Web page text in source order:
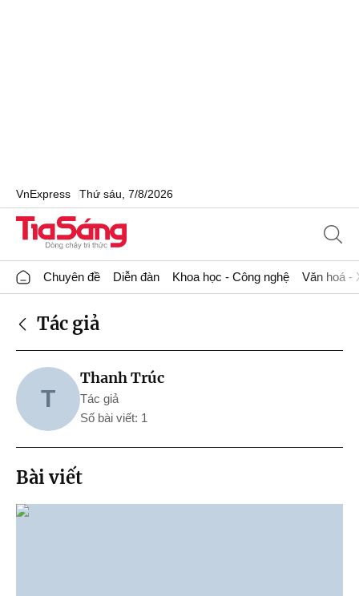
VnExpress Thứ sáu, 7/8/2026
Chuyên đề Diễn đàn Khoa học - Công nghệ Văn hoá -
Tác giả
T
Thanh Trúc
Tác giả
Số bài viết: 1
Bài viết